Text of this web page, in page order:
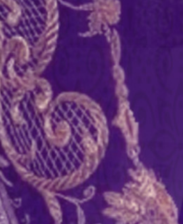
informa